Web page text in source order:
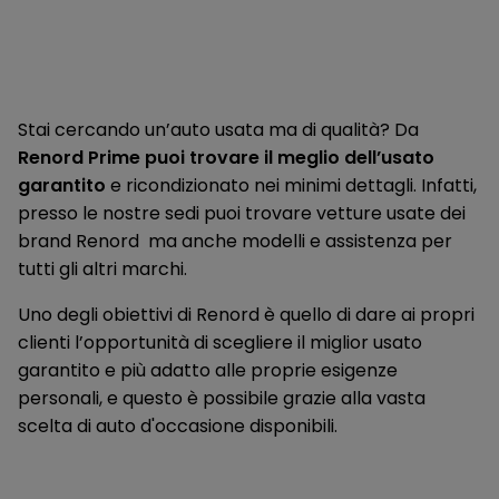
Stai cercando un’auto usata ma di qualità? Da
Renord Prime puoi trovare il meglio dell’usato
garantito e ricondizionato nei minimi dettagli. Infatti,
presso le nostre sedi puoi trovare vetture usate dei
brand Renord ma anche modelli e assistenza per
tutti gli altri marchi.
Uno degli obiettivi di Renord è quello di dare ai propri
clienti l’opportunità di scegliere il miglior usato
garantito e più adatto alle proprie esigenze
personali, e questo è possibile grazie alla vasta
scelta di auto d'occasione disponibili.